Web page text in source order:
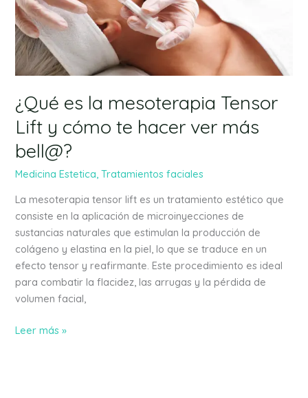
¿Qué es la mesoterapia Tensor
Lift y cómo te hacer ver más
bell@?
Medicina Estetica,Tratamientos faciales
La mesoterapia tensor lift es un tratamiento estético que
consiste en la aplicación de microinyecciones de
sustancias naturales que estimulan la producción de
colágeno y elastina en la piel, lo que se traduce en un
efecto tensor y reafirmante. Este procedimiento es ideal
para combatir la flacidez, las arrugas y la pérdida de
volumen facial,
Lift
y
cómo
te
hacer
más
bell@?
Leer más »